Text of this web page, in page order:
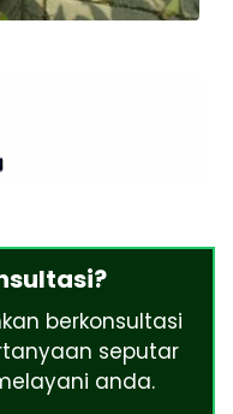
berkonsultasi
seputar
anda.